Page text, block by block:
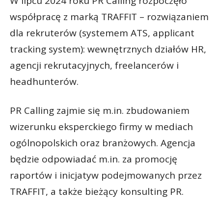
współpracę z marką TRAFFIT – rozwiązaniem
dla rekruterów (systemem ATS, applicant
tracking system): wewnętrznych działów HR,
agencji rekrutacyjnych, freelancerów i
headhunterów.
PR Calling zajmie się m.in. zbudowaniem
wizerunku eksperckiego firmy w mediach
ogólnopolskich oraz branżowych. Agencja
będzie odpowiadać m.in. za promocję
raportów i inicjatyw podejmowanych przez
TRAFFIT, a także bieżący konsulting PR.